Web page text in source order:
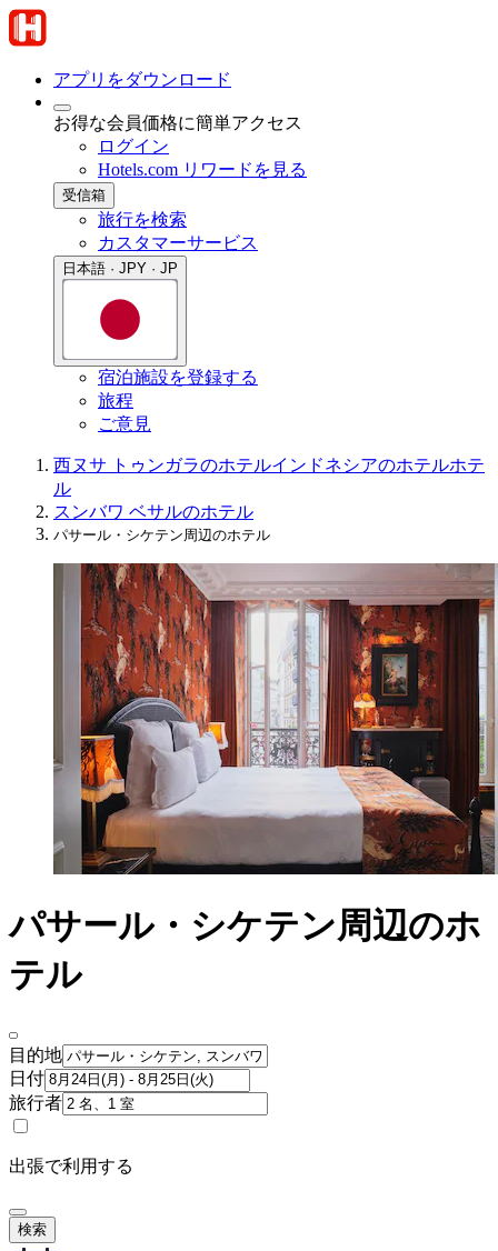
アプリをダウンロード
お得な会員価格に簡単アクセス
ログイン
Hotels.com リワードを見る
受信箱
旅行を検索
カスタマーサービス
日本語 · JPY · JP
宿泊施設を登録する
旅程
ご意見
西ヌサ トゥンガラのホテルインドネシアのホテルホテ
ル
スンバワ ベサルのホテル
パサール・シケテン周辺のホテル
パサール・シケテン周辺のホ
テル
目的地
日付
旅行者
出張で利用する
検索